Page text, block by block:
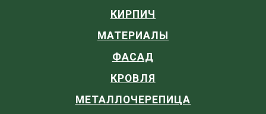
КИРПИЧ
МАТЕРИАЛЫ
ФАСАД
КРОВЛЯ
МЕТАЛЛОЧЕРЕПИЦА